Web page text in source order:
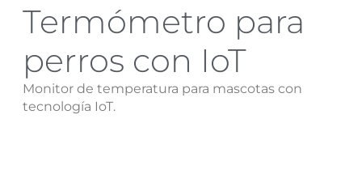
Termómetro para
perros con IoT
Monitor de temperatura para mascotas con
tecnología IoT.